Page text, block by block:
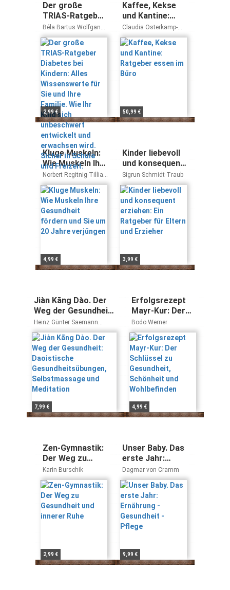
Der große
TRIAS-Ratgeber
Diabetes bei
Kindern: Alles
Wissenswerte
für Sie und Ihre
Familie. Wie Ihr
Kind sich
unbeschwert
entwickelt und
erwachsen wird.
Sicher in Schule
und Freizeit.
Béla Bartus Wolfgang
Hecker
2,99 €
Kaffee, Kekse
und Kantine:
Ratgeber essen
im Büro
Claudia Osterkamp-
Behrens
50,99 €
Kluge Muskeln:
Wie Muskeln Ihre
Gesundheit
fördern und Sie
um 20 Jahre
verjüngen
Norbert Regitnig-Tillian
Andreas Stippler
4,99 €
Kinder liebevoll
und konsequent
erziehen: Ein
Ratgeber für
Eltern und
Erzieher
Sigrun Schmidt-Traub
3,99 €
Jiàn Kāng Dào. Der
Weg der Gesundheit:
Daoistische
Gesundheitsübungen,
Selbstmassage und
Meditation
Heinz Günter Saemann
Gottfried Eckert
7,99 €
Erfolgsrezept
Mayr-Kur: Der
Schlüssel zu
Gesundheit,
Schönheit und
Wohlbefinden
Bodo Werner
4,99 €
Zen-Gymnastik:
Der Weg zu
Gesundheit und
innerer Ruhe
Karin Burschik
2,99 €
Unser Baby. Das
erste Jahr:
Ernährung -
Gesundheit -
Pflege
Dagmar von Cramm
9,99 €